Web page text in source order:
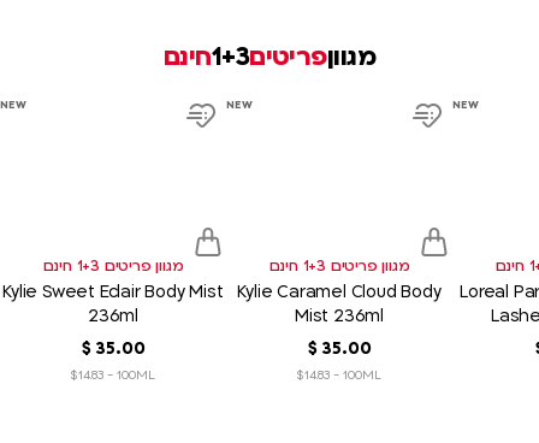
מגווןפריטים1+3חינם
NEW
product
Add
מגוון פריטים 1+3 חינם
Kylie Sweet Eclair Body Mist
236ml
35.00
‏
$
$14.83 - 100ML
NEW
product
Add
מגוון פריטים 1+3 חינם
Kylie Caramel Cloud Body
Mist 236ml
35.00
‏
$
$14.83 - 100ML
NEW
product
Loreal